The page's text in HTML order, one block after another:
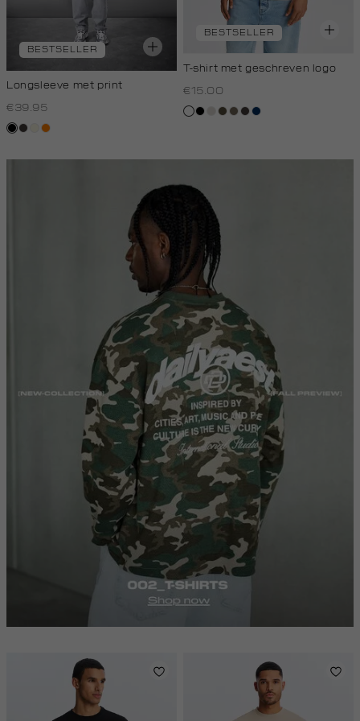
BESTSELLER
Longsleeve met print
€39.95
zwartchoco
wit,
white
oranje
BESTSELLER
T-shirt met geschreven logo
€15.00
witzwarttaupe,
donkerkhaki
lichtbruin
chocodonkerblauw